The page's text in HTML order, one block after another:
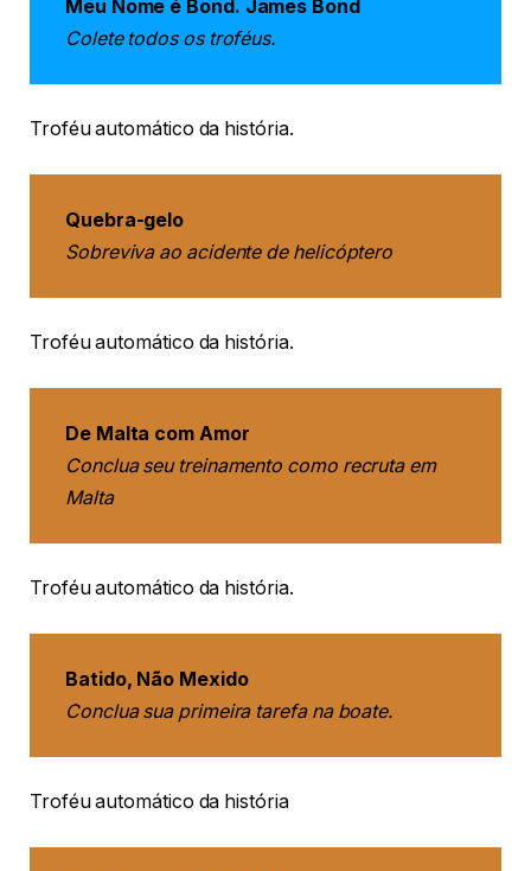
Meu Nome é Bond. James Bond
Colete todos os troféus.
Troféu automático da história.
Quebra-gelo
Sobreviva ao acidente de helicóptero
Troféu automático da história.
De Malta com Amor
Conclua seu treinamento como recruta em
Malta
Troféu automático da história.
Batido, Não Mexido
Conclua sua primeira tarefa na boate.
Troféu automático da história